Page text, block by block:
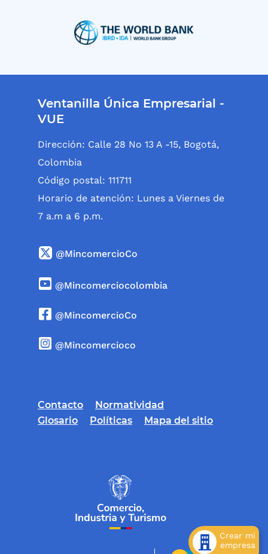
Ventanilla Única Empresarial -
VUE
Dirección: Calle 28 No 13 A -15, Bogotá,
Colombia
Código postal: 111711
Horario de atención: Lunes a Viernes de
7 a.m a 6 p.m.
@MincomercioCo
@Mincomerciocolombia
@MincomercioCo
@Mincomercioco
Contacto
Normatividad
Glosario
Políticas Mapa del sitio